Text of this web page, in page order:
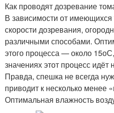
Как проводят дозревание
В зависимости от
скорости дозревания,
различными способами.
этого процесса — около
значениях этот процесс идёт
Правда, спешка не всегда
приводит к несколько менее
Оптимальная влажность